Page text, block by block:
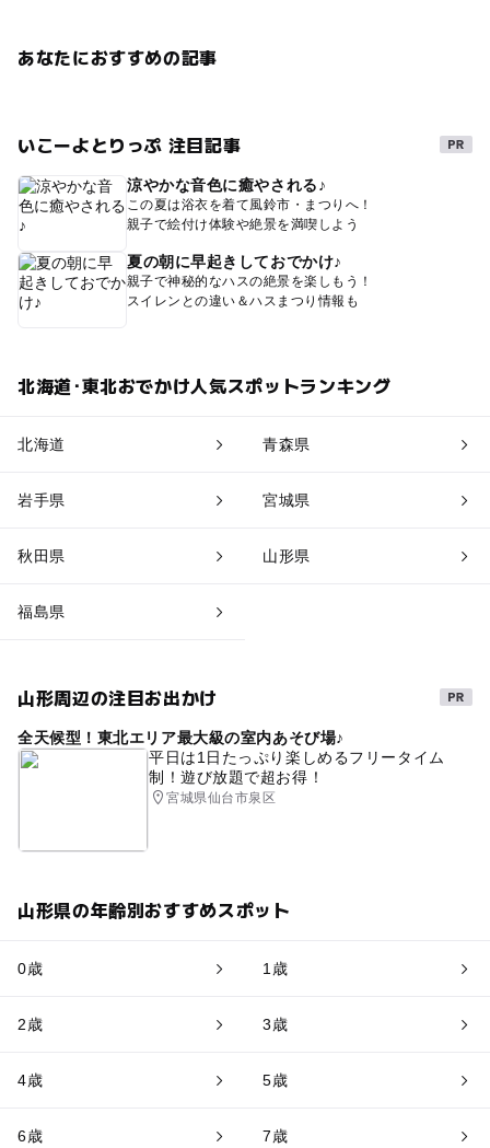
あなたにおすすめの記事
いこーよとりっぷ 注目記事
涼やかな音色に癒やされる♪
この夏は浴衣を着て風鈴市・まつりへ！
親子で絵付け体験や絶景を満喫しよう
夏の朝に早起きしておでかけ♪
親子で神秘的なハスの絶景を楽しもう！
スイレンとの違い＆ハスまつり情報も
北海道･東北おでかけ人気スポットランキング
北海道 青森県
岩手県 宮城県
秋田県 山形県
福島県
山形周辺の注目お出かけ
全天候型！東北エリア最大級の室内あそび場♪
平日は1日たっぷり楽しめるフリータイム
制！遊び放題で超お得！
宮城県仙台市泉区
山形県の年齢別おすすめスポット
0歳 1歳
2歳 3歳
4歳 5歳
6歳 7歳